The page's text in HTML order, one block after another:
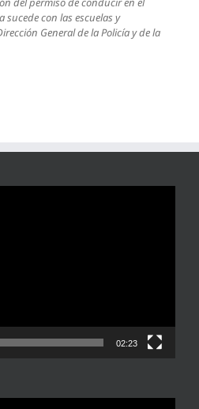
sucede con las escuelas y
General de la Policía y de la
02:23